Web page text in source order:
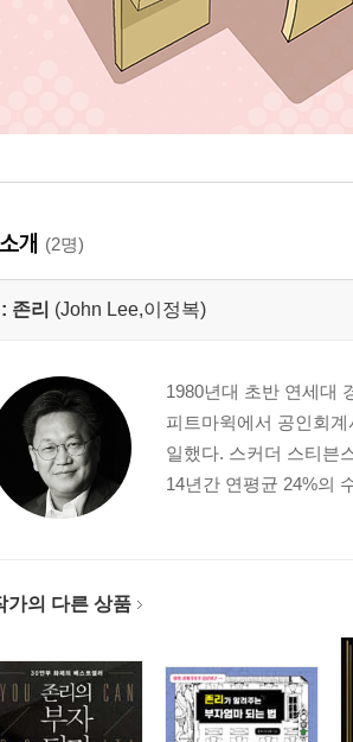
개 (2명)
존리 (John Lee,이정복)
1980년대 초반 연세대
피트마윅에서 공인회
일했다. 스커더 스티븐
14년간 연평균 24%의
가의 다른 상품